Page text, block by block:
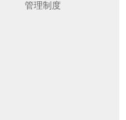
管理制度